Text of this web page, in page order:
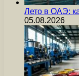
Лето в ОАЭ:
05.08.2026